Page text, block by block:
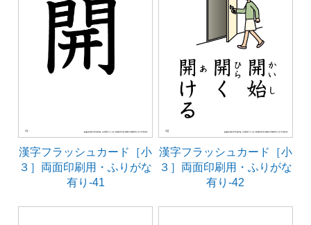
漢字フラッシュカード［小
３］両面印刷用・ふりがな
有り-41
漢字フラッシュカード［小
３］両面印刷用・ふりがな
有り-42